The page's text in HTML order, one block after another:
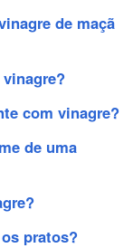
de maçã
com vinagre?
de uma
pratos?